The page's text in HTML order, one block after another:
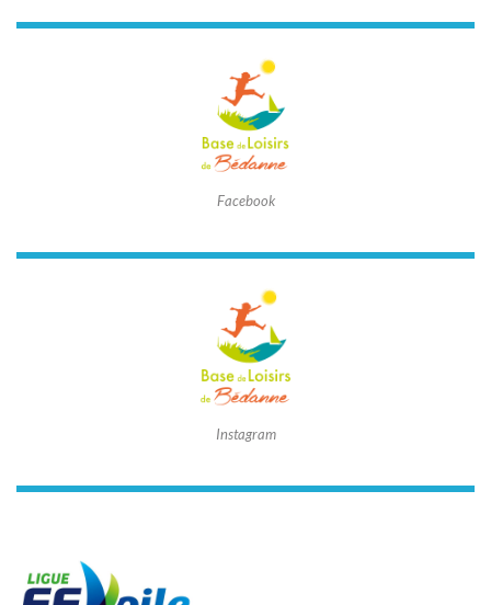
Facebook
Instagram